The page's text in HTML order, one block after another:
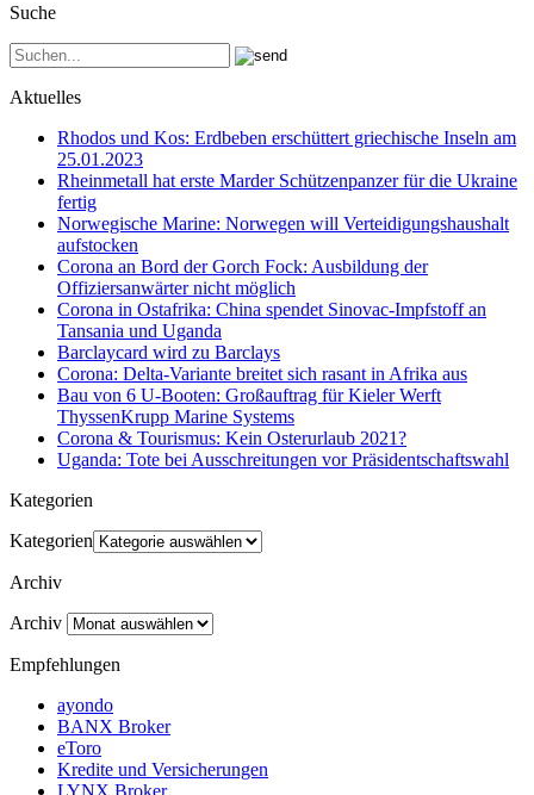
Suche
Aktuelles
Rhodos und Kos: Erdbeben erschüttert griechische Inseln am
25.01.2023
Rheinmetall hat erste Marder Schützenpanzer für die Ukraine
fertig
Norwegische Marine: Norwegen will Verteidigungshaushalt
aufstocken
Corona an Bord der Gorch Fock: Ausbildung der
Offiziersanwärter nicht möglich
Corona in Ostafrika: China spendet Sinovac-Impfstoff an
Tansania und Uganda
Barclaycard wird zu Barclays
Corona: Delta-Variante breitet sich rasant in Afrika aus
Bau von 6 U-Booten: Großauftrag für Kieler Werft
ThyssenKrupp Marine Systems
Corona & Tourismus: Kein Osterurlaub 2021?
Uganda: Tote bei Ausschreitungen vor Präsidentschaftswahl
Kategorien
Kategorien
Archiv
Archiv
Empfehlungen
ayondo
BANX Broker
eToro
Kredite und Versicherungen
LYNX Broker